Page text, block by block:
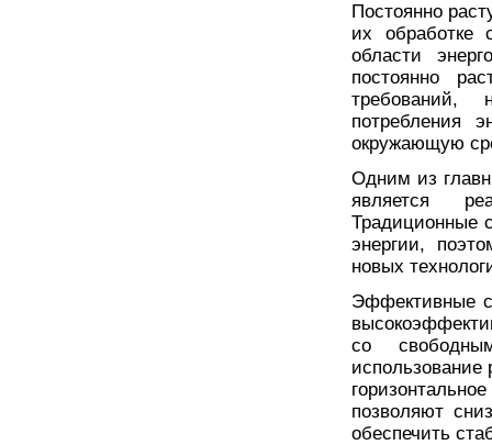
Постоянно
их обработке
области
постоянно
требований,
потребления
окружающую
Одним из
является
Традиционные
энергии,
новых
Эффективные
со
использование
позволяют
обеспечить